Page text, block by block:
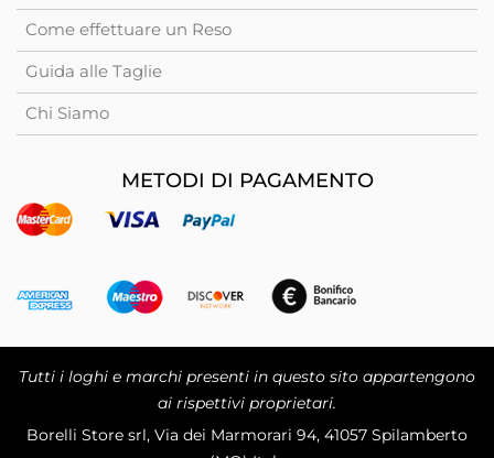
Come effettuare un Reso
Guida alle Taglie
Chi Siamo
METODI DI PAGAMENTO
Tutti i loghi e marchi presenti in questo sito appartengono
ai rispettivi proprietari.
Borelli Store srl, Via dei Marmorari 94, 41057 Spilamberto